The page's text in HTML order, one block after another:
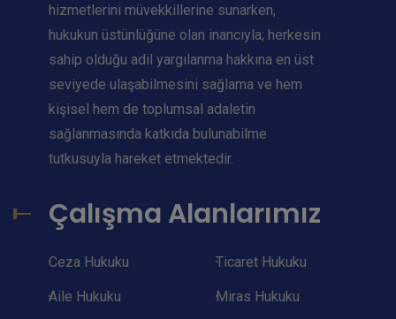
hizmetlerini müvekkillerine sunarken,
hukukun üstünlüğüne olan inancıyla; herkesin
sahip olduğu adil yargılanma hakkına en üst
seviyede ulaşabilmesini sağlama ve hem
kişisel hem de toplumsal adaletin
sağlanmasında katkıda bulunabilme
tutkusuyla hareket etmektedir.
Çalışma Alanlarımız
Ceza Hukuku Ticaret Hukuku
Aile Hukuku Miras Hukuku